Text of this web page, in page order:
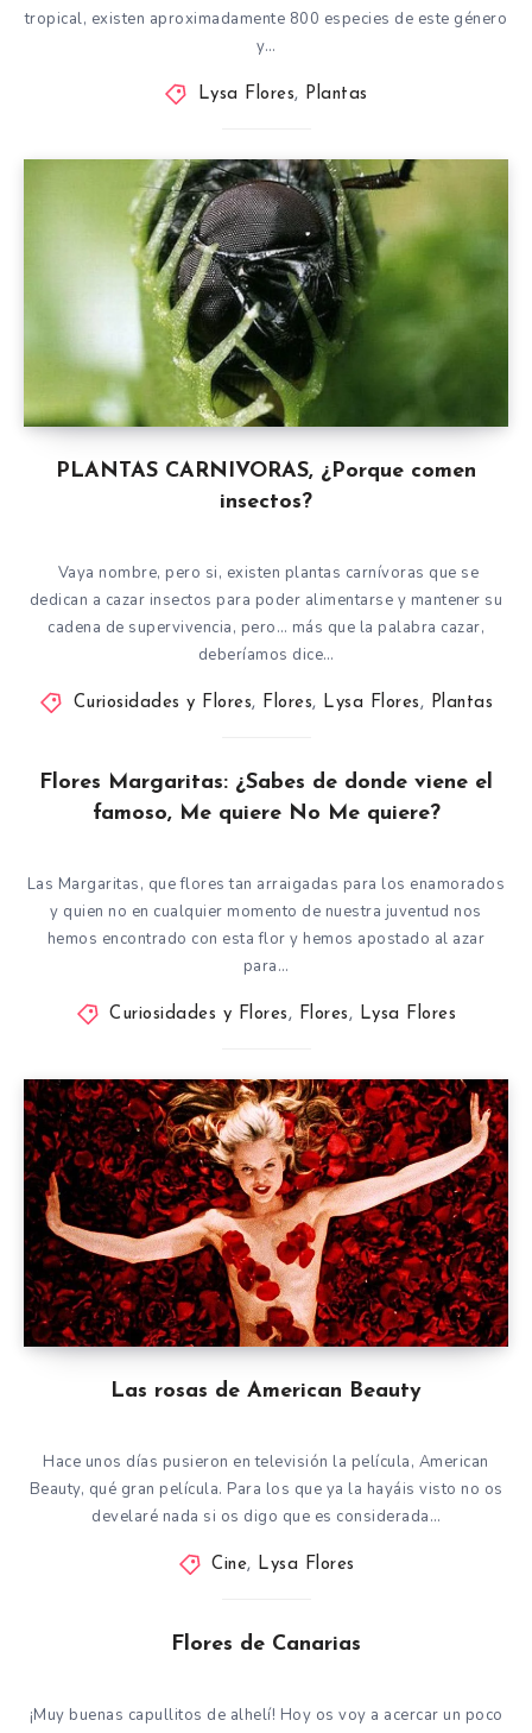
tropical, existen aproximadamente 800 especies de este género
y…
Lysa Flores, Plantas
PLANTAS CARNIVORAS, ¿Porque comen
insectos?
Vaya nombre, pero si, existen plantas carnívoras que se
dedican a cazar insectos para poder alimentarse y mantener su
cadena de supervivencia, pero… más que la palabra cazar,
deberíamos dice…
Curiosidades y Flores, Flores, Lysa Flores, Plantas
Flores Margaritas: ¿Sabes de donde viene el
famoso, Me quiere No Me quiere?
Las Margaritas, que flores tan arraigadas para los enamorados
y quien no en cualquier momento de nuestra juventud nos
hemos encontrado con esta flor y hemos apostado al azar
para…
Curiosidades y Flores, Flores, Lysa Flores
Las rosas de American Beauty
Hace unos días pusieron en televisión la película, American
Beauty, qué gran película. Para los que ya la hayáis visto no os
develaré nada si os digo que es considerada…
Cine, Lysa Flores
Flores de Canarias
¡Muy buenas capullitos de alhelí! Hoy os voy a acercar un poco